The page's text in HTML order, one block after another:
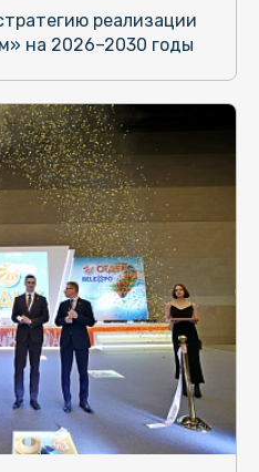
реализации
на 2026–2030 годы